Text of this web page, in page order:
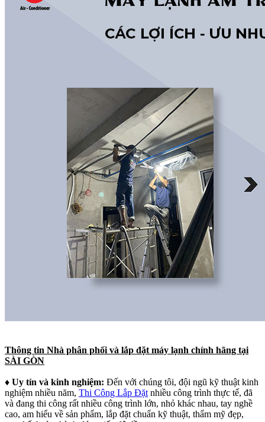
Thông tin Nhà phân phối và lắp đặt máy lạnh chính hãng tại
SÀI GÒN
♦ Uy tín và kinh nghiệm: Đến với chúng tôi, đội ngũ kỹ thuật kinh
nghiệm nhiều năm, Thi Công Lắp Đặt nhiều công trình thực tế, đã
và đang thi công rất nhiều công trình lớn, nhỏ khác nhau, tay nghề
cao, am hiểu về sản phẩm, lắp đặt chuẩn kỹ thuật, thẩm mỹ đẹp,